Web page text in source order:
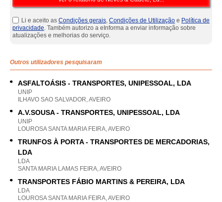
Li e aceito as Condições gerais, Condições de Utilização e Política de
privacidade. Também autorizo a eInforma a enviar informação sobre
atualizações e melhorias do serviço.
Outros utilizadores pesquisaram
ASFALTOÁSIS - TRANSPORTES, UNIPESSOAL, LDA
UNIP
ILHAVO SAO SALVADOR, AVEIRO
A.V.SOUSA - TRANSPORTES, UNIPESSOAL, LDA
UNIP
LOUROSA SANTA MARIA FEIRA, AVEIRO
TRUNFOS À PORTA - TRANSPORTES DE MERCADORIAS,
LDA
LDA
SANTA MARIA LAMAS FEIRA, AVEIRO
TRANSPORTES FÁBIO MARTINS & PEREIRA, LDA
LDA
LOUROSA SANTA MARIA FEIRA, AVEIRO